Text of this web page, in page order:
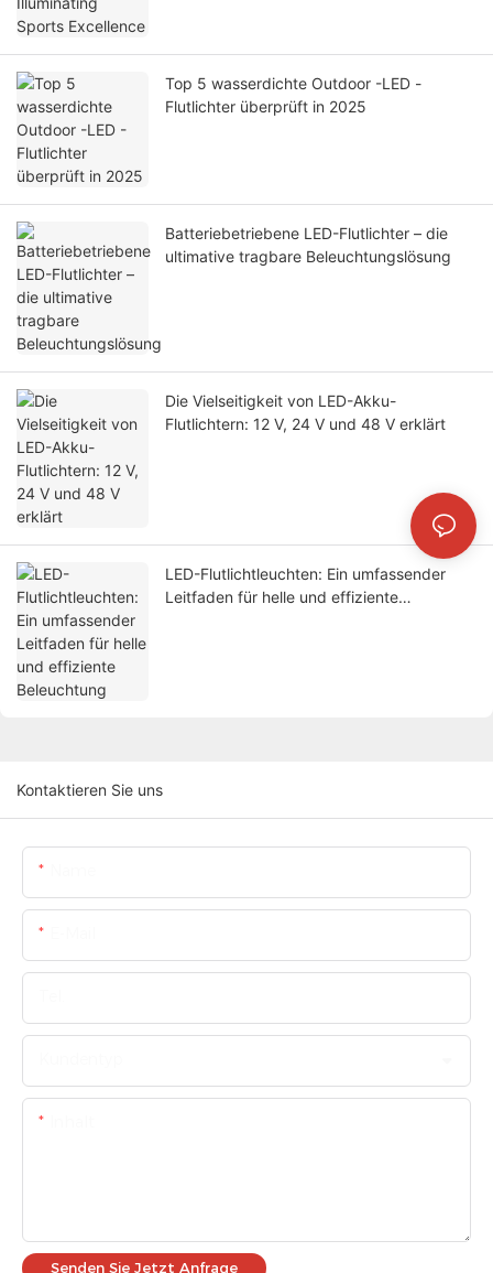
Top 5 wasserdichte Outdoor -LED -
Flutlichter überprüft in 2025
Batteriebetriebene LED-Flutlichter – die
ultimative tragbare Beleuchtungslösung
Die Vielseitigkeit von LED-Akku-
Flutlichtern: 12 V, 24 V und 48 V erklärt
LED-Flutlichtleuchten: Ein umfassender
Leitfaden für helle und effiziente
Kontaktieren Sie uns
Senden Sie Jetzt Anfrage